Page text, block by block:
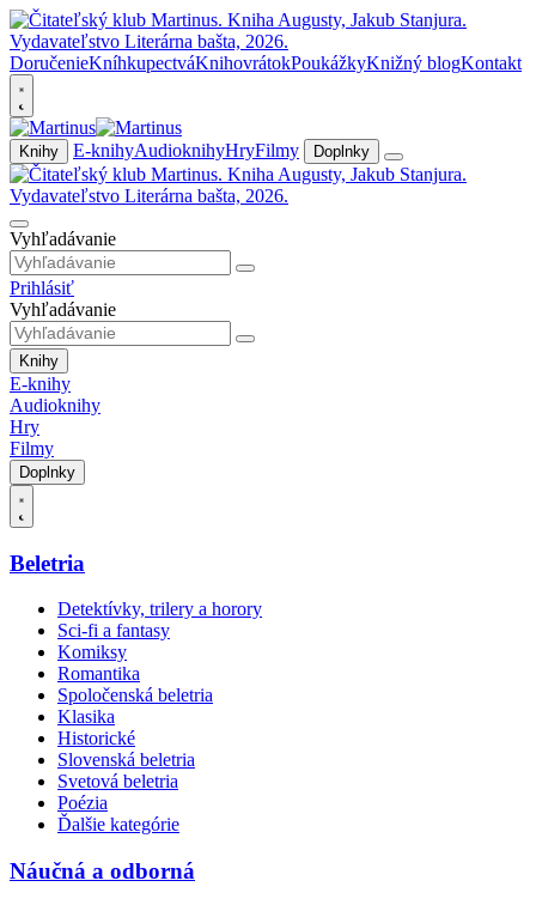
DoručenieKníhkupectváKnihovrátokPoukážkyKnižný blogKontakt
Knihy E-knihyAudioknihyHryFilmy Doplnky
Vyhľadávanie
Prihlásiť
Vyhľadávanie
Knihy
E-knihy
Audioknihy
Hry
Filmy
Doplnky
Beletria
Detektívky, trilery a horory
Sci-fi a fantasy
Komiksy
Romantika
Spoločenská beletria
Klasika
Historické
Slovenská beletria
Svetová beletria
Poézia
Ďalšie kategórie
Náučná a odborná